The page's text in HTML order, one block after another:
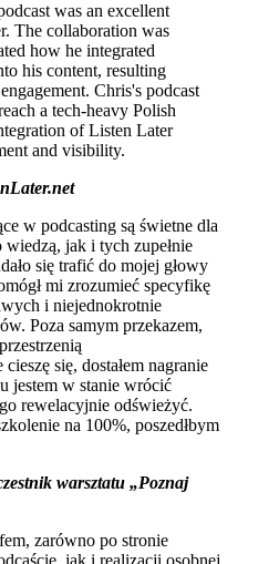
was an excellent
The collaboration was
how he integrated
his content, resulting
Chris's podcast
a tech-heavy Polish
of Listen Later
and visibility.
w podcasting są świetne dla
jak i tych zupełnie
się trafić do mojej głowy
mi zrozumieć specyfikę
i niejednokrotnie
Poza samym przekazem,
się, dostałem nagranie
jestem w stanie wrócić
rewelacyjnie odświeżyć.
na 100%, poszedłbym
warsztatu „Poznaj
zarówno po stronie